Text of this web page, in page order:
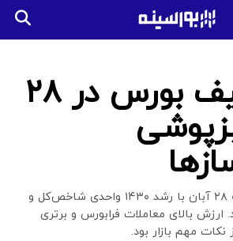
رشد خفیف بورس در ۲۸
بورس امروز چهارشنبه ۲۸ آبان با رشد ۱۴۳۰ واحدی شاخص‌کل و
بالای معاملات فرابورس و برتری
مهم بازار بود.